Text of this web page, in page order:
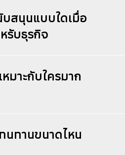
บสนุนแบบใดเมื่อ
รับธุรกิจ
มาะกับใครมาก
นทานขนาดไหน